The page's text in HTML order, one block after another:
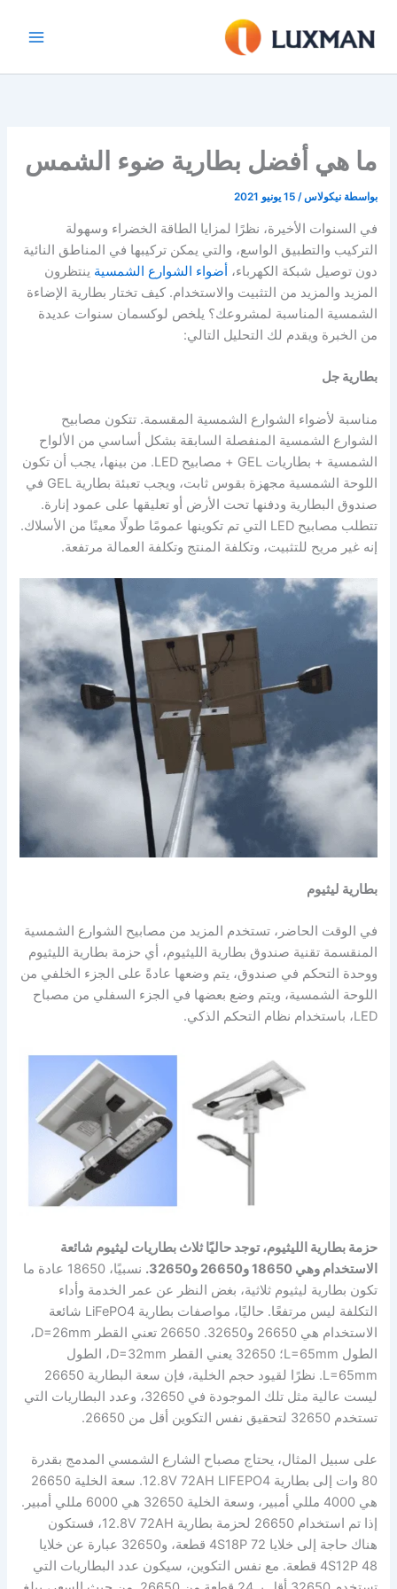
المحتوى
ما هي أفضل بطارية ضوء الشمس
بواسطة نيكولاس/15 يونيو 2021
في السنوات الأخيرة، نظرًا لمزايا الطاقة الخضراء وسهولة
التركيب والتطبيق الواسع، والتي يمكن تركيبها في المناطق النائية
دون توصيل شبكة الكهرباء، أضواء الشوارع الشمسية ينتظرون
المزيد والمزيد من التثبيت والاستخدام. كيف تختار بطارية الإضاءة
الشمسية المناسبة لمشروعك؟ يلخص لوكسمان سنوات عديدة
من الخبرة ويقدم لك التحليل التالي:
بطارية جل
مناسبة لأضواء الشوارع الشمسية المقسمة. تتكون مصابيح
الشوارع الشمسية المنفصلة السابقة بشكل أساسي من الألواح
الشمسية + بطاريات GEL + مصابيح LED. من بينها، يجب أن تكون
اللوحة الشمسية مجهزة بقوس ثابت، ويجب تعبئة بطارية GEL في
صندوق البطارية ودفنها تحت الأرض أو تعليقها على عمود إنارة.
تتطلب مصابيح LED التي تم تكوينها عمومًا طولًا معينًا من الأسلاك.
إنه غير مريح للتثبيت، وتكلفة المنتج وتكلفة العمالة مرتفعة.
بطارية ليثيوم
في الوقت الحاضر، تستخدم المزيد من مصابيح الشوارع الشمسية
المنقسمة تقنية صندوق بطارية الليثيوم، أي حزمة بطارية الليثيوم
ووحدة التحكم في صندوق، يتم وضعها عادةً على الجزء الخلفي من
اللوحة الشمسية، ويتم وضع بعضها في الجزء السفلي من مصباح
LED، باستخدام نظام التحكم الذكي.
حزمة بطارية الليثيوم، توجد حاليًا ثلاث بطاريات ليثيوم شائعة
الاستخدام وهي 18650 و26650 و32650.
نسبيًا، 18650 عادة ما
تكون بطارية ليثيوم ثلاثية، بغض النظر عن عمر الخدمة وأداء
التكلفة ليس مرتفعًا. حاليًا، مواصفات بطارية LiFePO4 شائعة
الاستخدام هي 26650 و32650. 26650 تعني القطر D=26mm،
الطول L=65mm؛ 32650 يعني القطر D=32mm، الطول
L=65mm. نظرًا لقيود حجم الخلية، فإن سعة البطارية 26650
ليست عالية مثل تلك الموجودة في 32650، وعدد البطاريات التي
تستخدم 32650 لتحقيق نفس التكوين أقل من 26650.
على سبيل المثال، يحتاج مصباح الشارع الشمسي المدمج بقدرة
80 وات إلى بطارية 12.8V 72AH LIFEPO4. سعة الخلية 26650
هي 4000 مللي أمبير، وسعة الخلية 32650 هي 6000 مللي أمبير.
إذا تم استخدام 26650 لحزمة بطارية 12.8V 72AH، فستكون
هناك حاجة إلى خلايا 4S18P 72 قطعة، و32650 عبارة عن خلايا
4S12P 48 قطعة. مع نفس التكوين، سيكون عدد البطاريات التي